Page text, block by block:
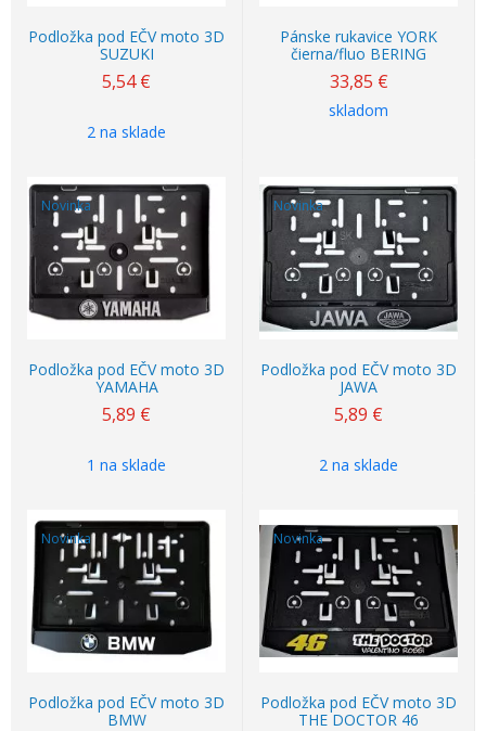
Podložka pod EČV moto 3D
SUZUKI
5,54 €
2 na sklade
Pánske rukavice YORK
čierna/fluo BERING
33,85 €
skladom
Novinka
Podložka pod EČV moto 3D
YAMAHA
5,89 €
1 na sklade
Novinka
Podložka pod EČV moto 3D
JAWA
5,89 €
2 na sklade
Novinka
Podložka pod EČV moto 3D
BMW
Novinka
Podložka pod EČV moto 3D
THE DOCTOR 46